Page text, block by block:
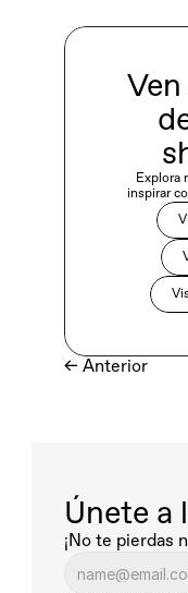
Explora
inspirar
← Anterior
Únete a
¡No te pierdas